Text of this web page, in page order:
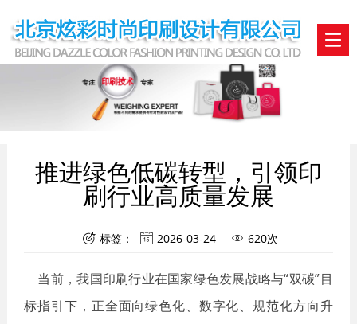
推进绿色低碳转型，引领印
刷行业高质量发展
 标签：  2026-03-24  620次
当前，我国印刷行业在国家绿色发展战略与“双碳”目
标指引下，正全面向绿色化、数字化、规范化方向升